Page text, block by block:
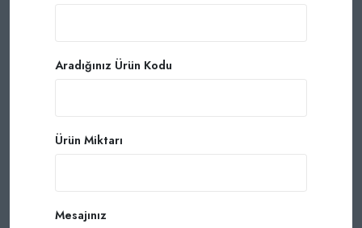
Aradığınız Ürün Kodu
Ürün Miktarı
Mesajınız